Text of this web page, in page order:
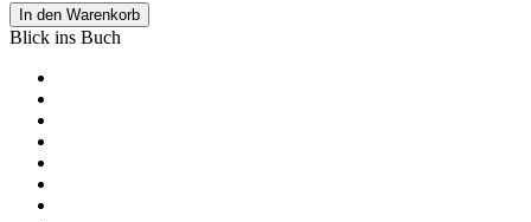
In den Warenkorb
Blick ins Buch